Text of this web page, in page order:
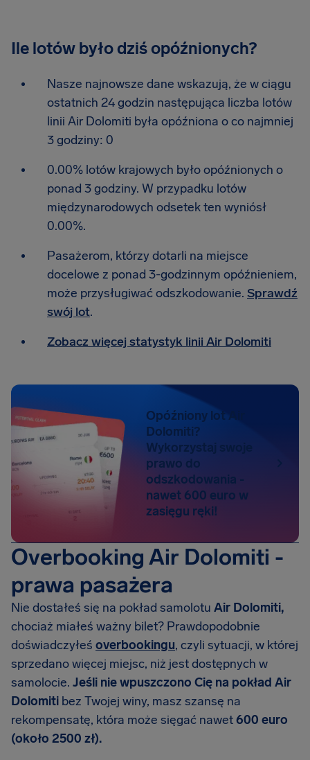
Ile lotów było dziś opóźnionych?
Nasze najnowsze dane wskazują, że w ciągu
ostatnich 24 godzin następująca liczba lotów
linii Air Dolomiti była opóźniona o co najmniej
3 godziny: 0
0.00% lotów krajowych było opóźnionych o
ponad 3 godziny. W przypadku lotów
międzynarodowych odsetek ten wyniósł
0.00%.
Pasażerom, którzy dotarli na miejsce
docelowe z ponad 3-godzinnym opóźnieniem,
może przysługiwać odszkodowanie. Sprawdź
swój lot.
Zobacz więcej statystyk linii Air Dolomiti
Opóźniony lot Air
Dolomiti?
Wykorzystaj swoje
prawo do
odszkodowania -
nawet 600 euro w
zasięgu ręki!
Overbooking Air Dolomiti -
prawa pasażera
Nie dostałeś się na pokład samolotu Air Dolomiti,
chociaż miałeś ważny bilet? Prawdopodobnie
doświadczyłeś overbookingu, czyli sytuacji, w której
sprzedano więcej miejsc, niż jest dostępnych w
samolocie. Jeśli nie wpuszczono Cię na pokład Air
Dolomiti bez Twojej winy, masz szansę na
rekompensatę, która może sięgać nawet600 euro
(około 2500 zł).